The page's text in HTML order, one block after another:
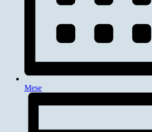
Mese